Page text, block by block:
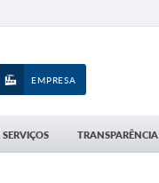
EMPRESA
TRANSPARÊNCIA